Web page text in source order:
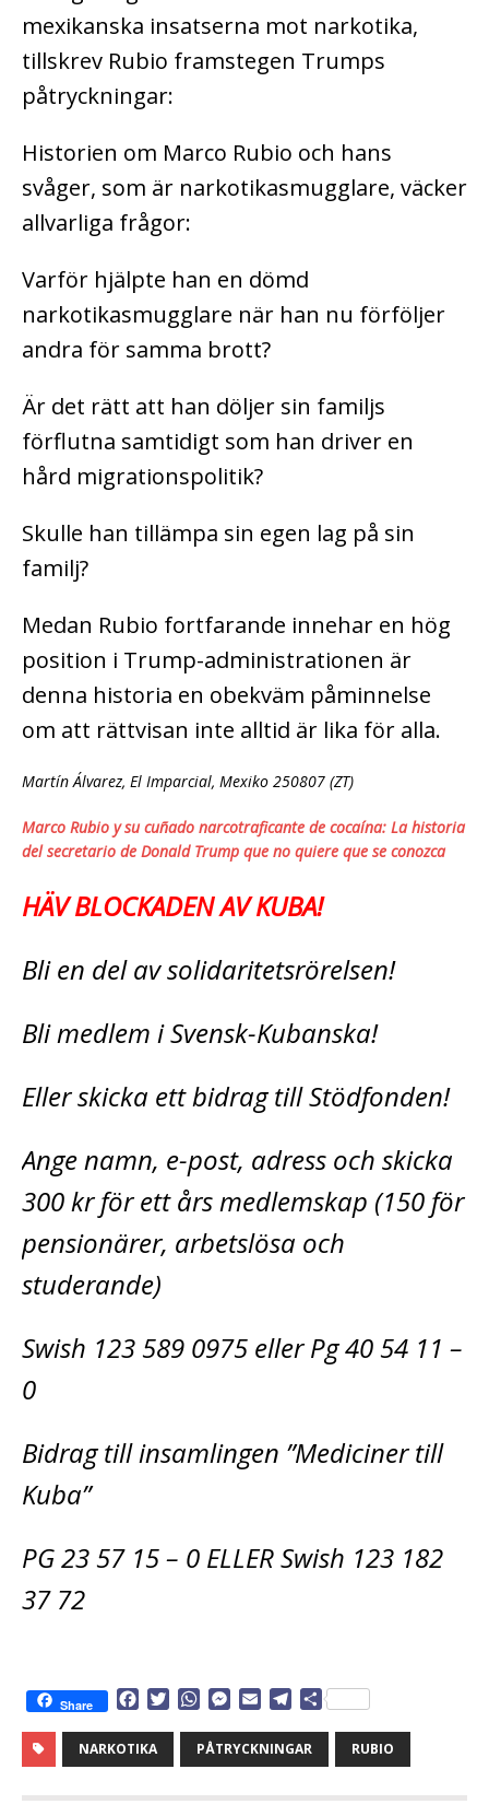
mexikanska insatserna mot narkotika,
tillskrev Rubio framstegen Trumps
påtryckningar:
Historien om Marco Rubio och hans
svåger, som är narkotikasmugglare, väcker
allvarliga frågor:
Varför hjälpte han en dömd
narkotikasmugglare när han nu förföljer
andra för samma brott?
Är det rätt att han döljer sin familjs
förflutna samtidigt som han driver en
hård migrationspolitik?
Skulle han tillämpa sin egen lag på sin
familj?
Medan Rubio fortfarande innehar en hög
position i Trump-administrationen är
denna historia en obekväm påminnelse
om att rättvisan inte alltid är lika för alla.
Martín Álvarez, El Imparcial, Mexiko 250807 (ZT)
Marco Rubio y su cuñado narcotraficante de cocaína: La historia
del secretario de Donald Trump que no quiere que se conozca
HÄV BLOCKADEN AV KUBA!
Bli en del av solidaritetsrörelsen!
Bli medlem i Svensk-Kubanska!
Eller skicka ett bidrag till Stödfonden!
Ange namn, e-post, adress och skicka
300 kr för ett års medlemskap (150 för
pensionärer, arbetslösa och
studerande)
Swish 123 589 0975 eller Pg 40 54 11 –
0
Bidrag till insamlingen ”Mediciner till
Kuba”
PG 23 57 15 – 0 ELLER Swish 123 182
37 72
Share
c
e
t
W
a
t
M
s
s
a
i
l
e
D
a
NARKOTIKA PÅTRYCKNINGAR RUBIO